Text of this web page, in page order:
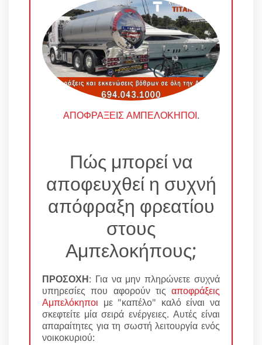
ΑΠΟΦΡΑΞΕΙΣ ΑΜΠΕΛΟΚΗΠΟΙ.
Πώς μπορεί να
αποφευχθεί η συχνή
απόφραξη φρεατίου
στους
Αμπελοκήπους;
ΠΡΟΣΟΧΗ: Για να μην πληρώνετε συχνά
υπηρεσίες που αφορούν τις αποφράξεις
Αμπελόκηποι με "καπέλο" καλό είναι να
σκεφτείτε μία σειρά ενέργειες. Αυτές είναι
απαραίτητες για τη σωστή λειτουργία ενός
νοικοκυριού: